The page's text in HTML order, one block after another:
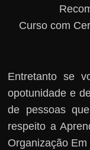
Curso com
Entretanto se
opotunidade e
de pessoas
respeito a
Organização